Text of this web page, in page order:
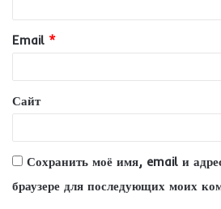
й
*
Email *
Сайт
Сохранить моё имя, email и
браузере для последующих моих